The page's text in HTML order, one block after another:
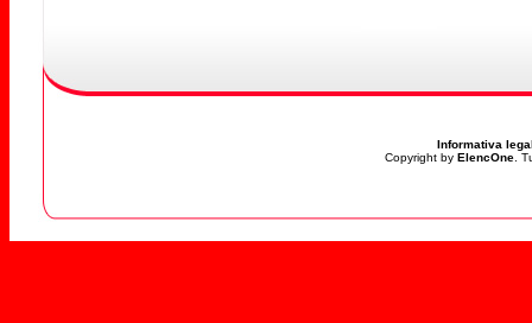
Informativa
Copyright by ElencOne.